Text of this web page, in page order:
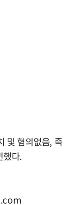
및 혐의없음, 즉
했다.